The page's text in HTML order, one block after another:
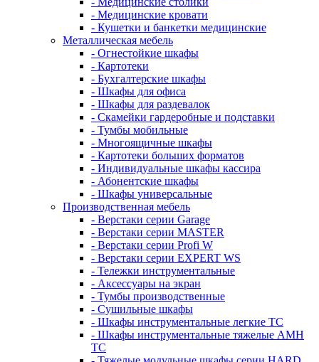
- Медицинские кровати
- Кушетки и банкетки медицинские
Металлическая мебель
- Огнестойкие шкафы
- Картотеки
- Бухгалтерские шкафы
- Шкафы для офиса
- Шкафы для раздевалок
- Скамейки гардеробные и подставки
- Тумбы мобильные
- Многоящичные шкафы
- Картотеки больших форматов
- Индивидуальные шкафы кассира
- Абонентские шкафы
- Шкафы универсальные
Производственная мебель
- Верстаки серии Garage
- Верстаки серии MASTER
- Верстаки серии Profi W
- Верстаки серии EXPERT WS
- Тележки инструментальные
- Аксессуары на экран
- Тумбы производственные
- Cушильные шкафы
- Шкафы инструментальные легкие ТС
- Шкафы инструментальные тяжелые AMH
TC